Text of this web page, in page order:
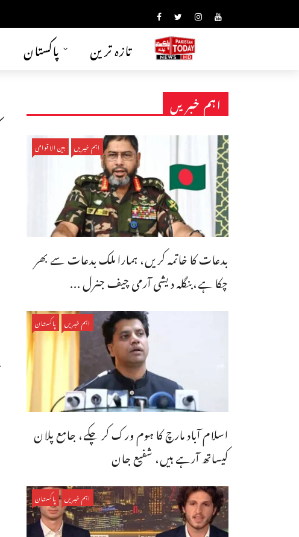
پاکستان تازہ ترین
اہم خبریں
اہم خبریں بین الاقوامی
بدعات کا خاتمہ کریں، ہمارا ملک بدعات سے بھر
چکا ہے،بنگله دیشی آرمی چیف جنرل ...
اہم خبریں پاکستان
اسلام آباد مارچ کا ہوم ورک کر چکے، جامع پلان
کیساتھ آرہے ہیں، شفیع جان
اہم خبریں پاکستان